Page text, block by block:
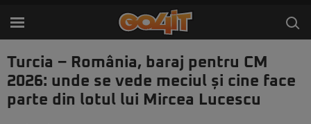
Turcia – România, baraj pentru CM
2026: unde se vede meciul și cine face
parte din lotul lui Mircea Lucescu